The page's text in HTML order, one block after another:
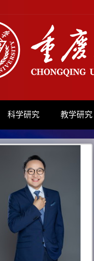
科学研究 教学研究